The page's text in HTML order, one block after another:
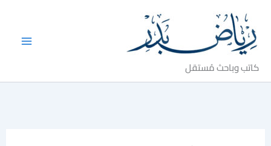
المحتوى
كاتب وباحث مُستقل